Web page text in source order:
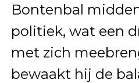
Bontenbal
politiek, wat een
met zich
bewaakt hij de